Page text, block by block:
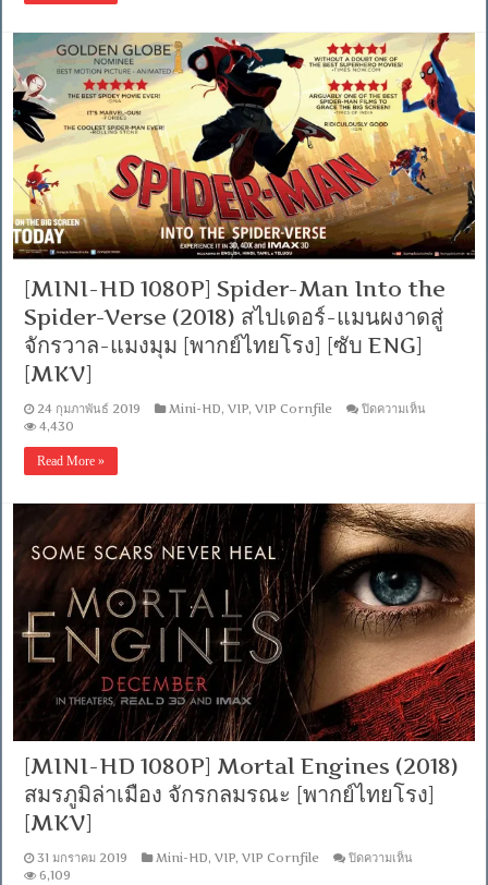
Pikachu
(2019)
โปเก
มอน
ยอด
นัก
สืบ
พิ
คาชู
[ภาพ
ชัด
ระดับ
มาสเตอร์
เสียง
ไทย
โรง
5.1]
[พากย์
[MKV]
[MINI-HD 1080P] Spider-Man Into the
Spider-Verse (2018) สไปเดอร์-แมนผงาดสู่
จักรวาล-แมงมุม [พากย์ไทยโรง] [ซับ ENG]
[MKV]
24 กุมภาพันธ์ 2019 Mini-HD,VIP,VIP Cornfile ปิดความเห็น
Into
the
Spider-
Verse
(2018)
ส
ไป
เด
อร์-
แมน
ผงาด
สู่
จักรวาล-
แมงมุม
[พากย์
ไทย
โรง]
4,430
Read More »
[MINI-HD 1080P] Mortal Engines (2018)
สมรภูมิล่าเมือง จักรกลมรณะ [พากย์ไทยโรง]
[MKV]
31 มกราคม 2019 Mini-HD,VIP,VIP Cornfile ปิดความเห็นบน
6,109